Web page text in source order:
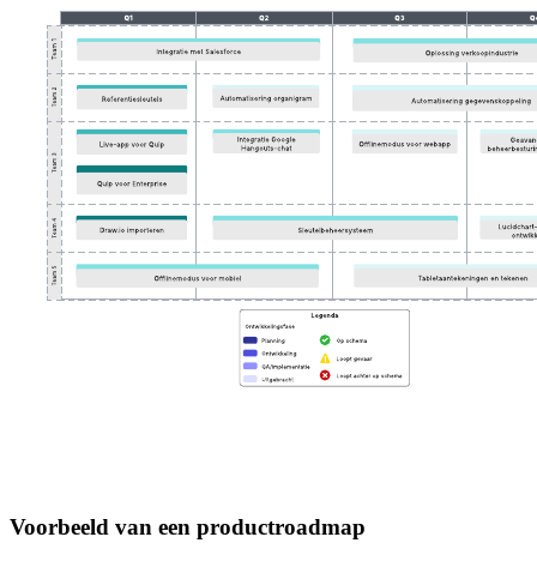
Voorbeeld van een productroadmap